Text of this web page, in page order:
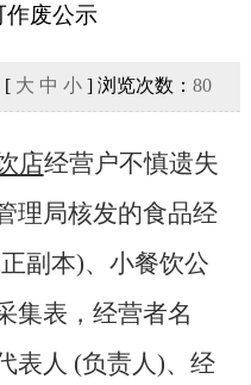
作废公示
[ 大 中 小] 浏览次数： 80
店经营户不慎遗失
理局核发的食品经
副本)、小餐饮公
集表，经营者名
表人 (负责人)、经